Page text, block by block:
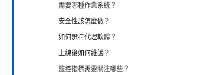
需要哪種作業系統？
安全性該怎麼做？
如何選擇代理軟體？
上線後如何維護？
監控指標需要關注哪些？